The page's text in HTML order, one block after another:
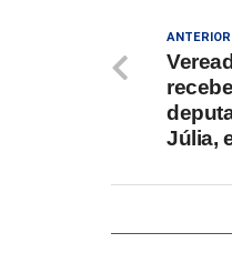
ANTERIOR
Júlia,